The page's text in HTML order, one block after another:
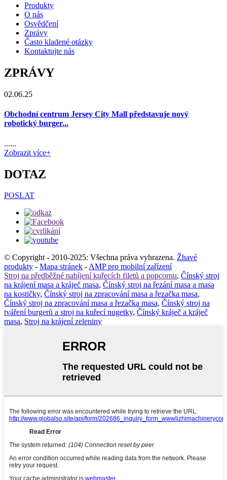
Produkty
O nás
Osvědčení
Zprávy
Často kladené otázky
Kontaktujte nás
ZPRÁVY
02.06.25
Obchodní centrum Jersey City Mall představuje nový
robotický burger...
......
Zobrazit více+
DOTAZ
POSLAT
© Copyright - 2010-2025: Všechna práva vyhrazena. Žhavé
produkty - Mapa stránek -AMP pro mobilní zařízení
Stroj na předběžné nabíjení kuřecích filetů a popcornu, Čínský stroj
na krájení masa a kráječ masa, Čínský stroj na řezání masa a masa
na kostičky, Čínský stroj na zpracování masa a řezačka masa,
Čínský stroj na zpracování masa a řezačka masa, Čínský stroj na
tváření burgerů a stroj na kuřecí nugetky, Čínský kráječ a kráječ
masa, Stroj na krájení zeleniny